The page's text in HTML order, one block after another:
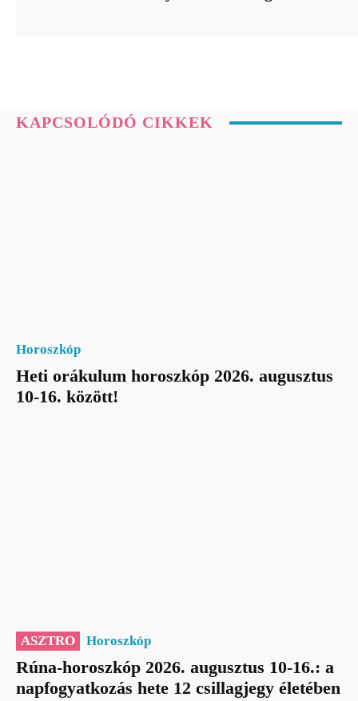
KAPCSOLÓDÓ CIKKEK
Horoszkóp
Heti orákulum horoszkóp 2026. augusztus
10-16. között!
ASZTRO Horoszkóp
Rúna-horoszkóp 2026. augusztus 10-16.: a
napfogyatkozás hete 12 csillagjegy életében